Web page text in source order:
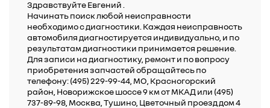
Здравствуйте Евгений .
Начинать поиск любой неисправности
необходимо с диагностики. Каждая неисправность
автомобиля диагностируется индивидуально, и по
результатам диагностики принимается решение.
Для записи на диагностику, ремонт и по вопросу
приобретения запчастей обращайтесь по
телефону: (495) 229-99-44, МО, Красногорский
район, Новорижское шоссе 9 км от МКАД или (495)
737-89-98, Москва, Тушино, Цветочный проезд дом 4